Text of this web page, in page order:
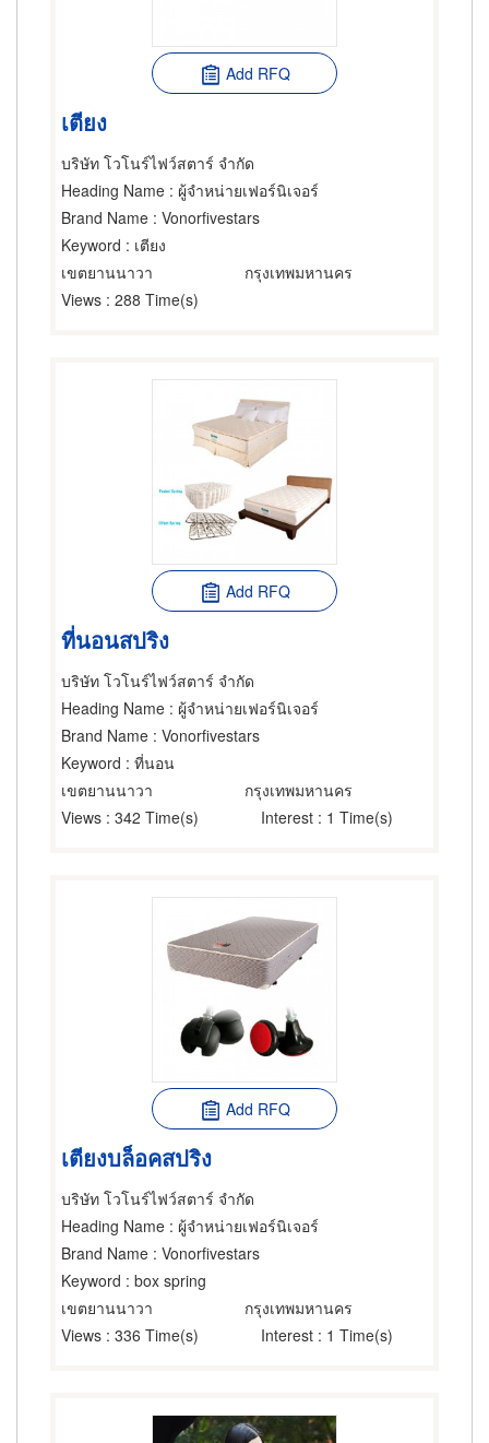
Add RFQ
เตียง
บริษัท โวโนร์ไฟว์สตาร์ จำกัด
Heading Name : ผู้จำหน่ายเฟอร์นิเจอร์
Brand Name : Vonorfivestars
Keyword : เตียง
เขตยานนาวา
กรุงเทพมหานคร
Views : 288 Time(s)
Add RFQ
ที่นอนสปริง
บริษัท โวโนร์ไฟว์สตาร์ จำกัด
Heading Name : ผู้จำหน่ายเฟอร์นิเจอร์
Brand Name : Vonorfivestars
Keyword : ที่นอน
เขตยานนาวา
กรุงเทพมหานคร
Views : 342 Time(s) Interest : 1 Time(s)
Add RFQ
เตียงบล็อคสปริง
บริษัท โวโนร์ไฟว์สตาร์ จำกัด
Heading Name : ผู้จำหน่ายเฟอร์นิเจอร์
Brand Name : Vonorfivestars
Keyword : box spring
เขตยานนาวา
กรุงเทพมหานคร
Views : 336 Time(s) Interest : 1 Time(s)